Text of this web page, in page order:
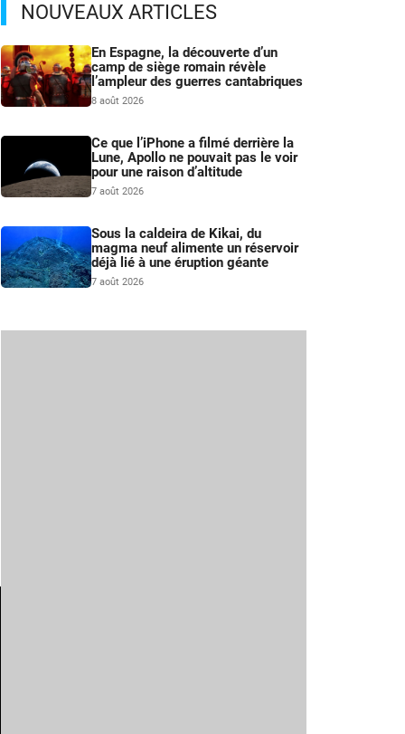
NOUVEAUX ARTICLES
En Espagne, la découverte d’un
camp de siège romain révèle
l’ampleur des guerres cantabriques
8 août 2026
Ce que l’iPhone a filmé derrière la
Lune, Apollo ne pouvait pas le voir
pour une raison d’altitude
7 août 2026
Sous la caldeira de Kikai, du
magma neuf alimente un réservoir
déjà lié à une éruption géante
7 août 2026